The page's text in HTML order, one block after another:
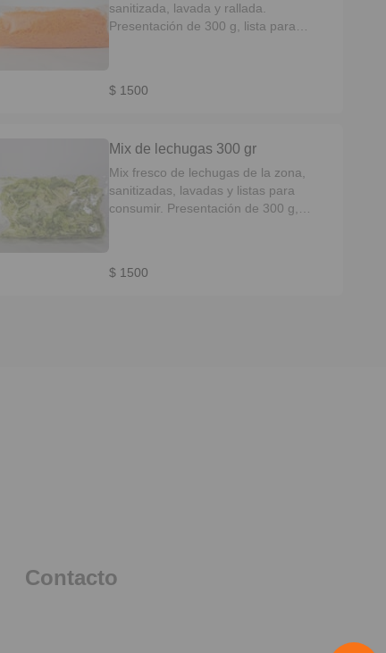
sanitizada, lavada y rallada.
Presentación de 300 g, lista para
$ 1500
Mix de lechugas 300 gr
Mix fresco de lechugas de la zona,
sanitizadas, lavadas y listas para
consumir. Presentación de 300 g,
$ 1500
Contacto